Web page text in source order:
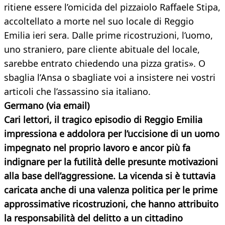
ritiene essere l’omicida del pizzaiolo Raffaele Stipa,
accoltellato a morte nel suo locale di Reggio
Emilia ieri sera. Dalle prime ricostruzioni, l’uomo,
uno straniero, pare cliente abituale del locale,
sarebbe entrato chiedendo una pizza gratis». O
sbaglia l’Ansa o sbagliate voi a insistere nei vostri
articoli che l’assassino sia italiano.
Germano (via email)
Cari lettori, il tragico episodio di Reggio Emilia
impressiona e addolora per l’uccisione di un uomo
impegnato nel proprio lavoro e ancor più fa
indignare per la futilità delle presunte motivazioni
alla base dell’aggressione. La vicenda si è tuttavia
caricata anche di una valenza politica per le prime
approssimative ricostruzioni, che hanno attribuito
la responsabilità del delitto a un cittadino